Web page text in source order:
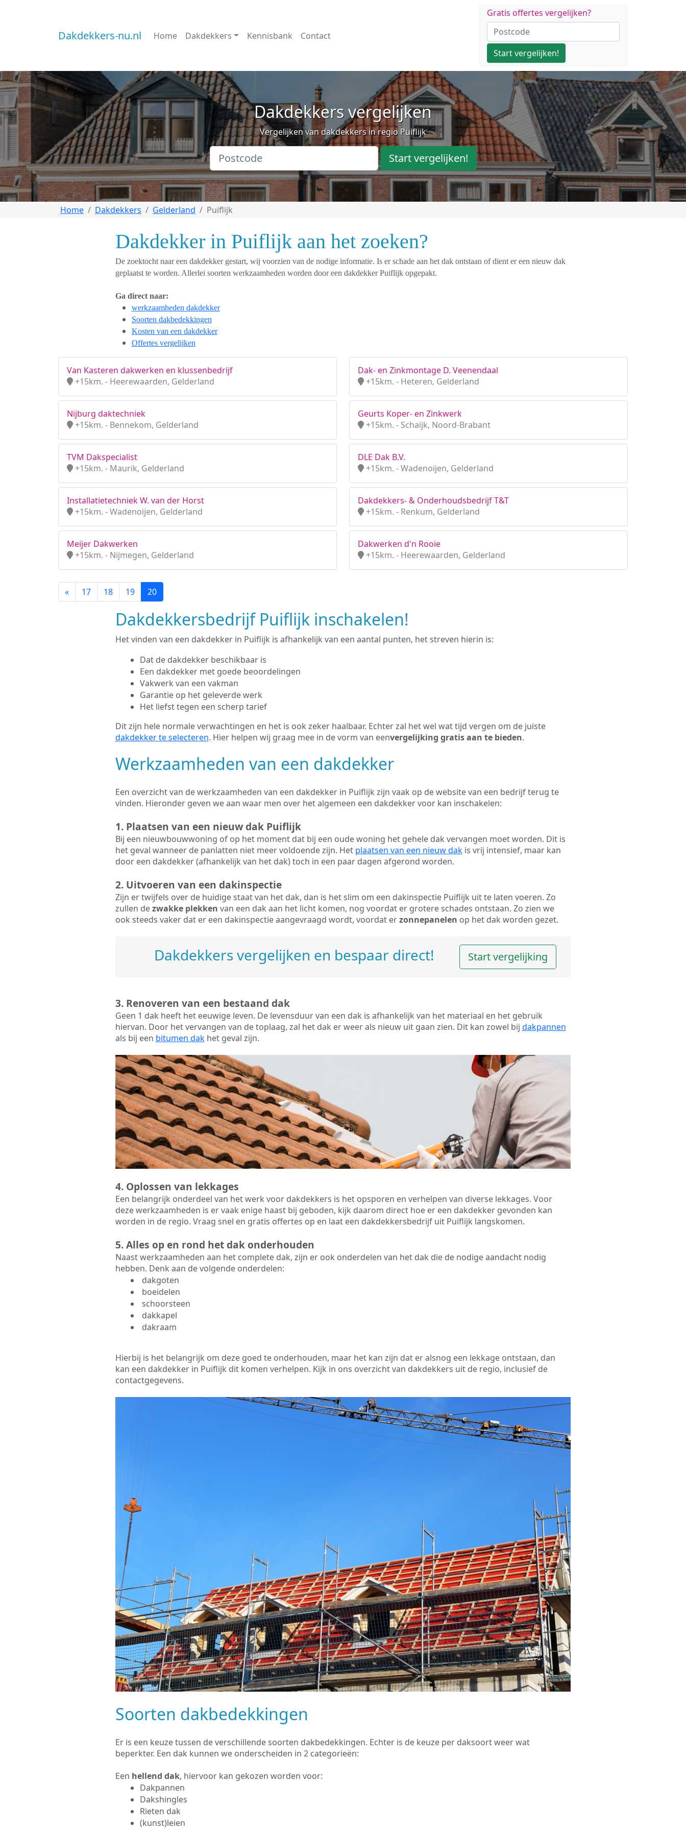
Dakdekkers-nu.nl Home Dakdekkers Kennisbank Contact
Gratis offertes vergelijken?
Start vergelijken!
Dakdekkers vergelijken
Vergelijken van dakdekkers in regio Puiflijk
Start vergelijken!
Home Dakdekkers Gelderland Puiflijk
Dakdekker in Puiflijk aan het zoeken?
De zoektocht naar een dakdekker gestart, wij voorzien van de nodige informatie. Is er schade aan het dak ontstaan of dient er een nieuw dak
geplaatst te worden. Allerlei soorten werkzaamheden worden door een dakdekker Puiflijk opgepakt.
Ga direct naar:
werkzaamheden dakdekker
Soorten dakbedekkingen
Kosten van een dakdekker
Offertes vergelijken
Van Kasteren dakwerken en klussenbedrijf
+15km. - Heerewaarden, Gelderland
Dak- en Zinkmontage D. Veenendaal
+15km. - Heteren, Gelderland
Nijburg daktechniek
+15km. - Bennekom, Gelderland
Geurts Koper- en Zinkwerk
+15km. - Schaijk, Noord-Brabant
TVM Dakspecialist
+15km. - Maurik, Gelderland
DLE Dak B.V.
+15km. - Wadenoijen, Gelderland
Installatietechniek W. van der Horst
+15km. - Wadenoijen, Gelderland
Dakdekkers- & Onderhoudsbedrijf T&T
+15km. - Renkum, Gelderland
Meijer Dakwerken
+15km. - Nijmegen, Gelderland
Dakwerken d'n Rooie
+15km. - Heerewaarden, Gelderland
« 17 18 19 20
Dakdekkersbedrijf Puiflijk inschakelen!
Het vinden van een dakdekker in Puiflijk is afhankelijk van een aantal punten, het streven hierin is:
Dat de dakdekker beschikbaar is
Een dakdekker met goede beoordelingen
Vakwerk van een vakman
Garantie op het geleverde werk
Het liefst tegen een scherp tarief
Dit zijn hele normale verwachtingen en het is ook zeker haalbaar. Echter zal het wel wat tijd vergen om de juiste
dakdekker te selecteren. Hier helpen wij graag mee in de vorm van eenvergelijking gratis aan te bieden.
Werkzaamheden van een dakdekker
Een overzicht van de werkzaamheden van een dakdekker in Puiflijk zijn vaak op de website van een bedrijf terug te
vinden. Hieronder geven we aan waar men over het algemeen een dakdekker voor kan inschakelen:
1. Plaatsen van een nieuw dak Puiflijk
Bij een nieuwbouwwoning of op het moment dat bij een oude woning het gehele dak vervangen moet worden. Dit is
het geval wanneer de panlatten niet meer voldoende zijn. Het plaatsen van een nieuw dakis vrij intensief, maar kan
door een dakdekker (afhankelijk van het dak) toch in een paar dagen afgerond worden.
2. Uitvoeren van een dakinspectie
Zijn er twijfels over de huidige staat van het dak, dan is het slim om een dakinspectie Puiflijk uit te laten voeren. Zo
zullen dezwakke plekken van een dak aan het licht komen, nog voordat er grotere schades ontstaan. Zo zien we
ook steeds vaker dat er een dakinspectie aangevraagd wordt, voordat erzonnepanelen op het dak worden gezet.
Dakdekkers vergelijken en bespaar direct! Start vergelijking
3. Renoveren van een bestaand dak
Geen 1 dak heeft het eeuwige leven. De levensduur van een dak is afhankelijk van het materiaal en het gebruik
hiervan. Door het vervangen van de toplaag, zal het dak er weer als nieuw uit gaan zien. Dit kan zowel bij dakpannen
als bij een bitumen dakhet geval zijn.
4. Oplossen van lekkages
Een belangrijk onderdeel van het werk voor dakdekkers is het opsporen en verhelpen van diverse lekkages. Voor
deze werkzaamheden is er vaak enige haast bij geboden, kijk daarom direct hoe er een dakdekker gevonden kan
worden in de regio. Vraag snel en gratis offertes op en laat een dakdekkersbedrijf uit Puiflijk langskomen.
5. Alles op en rond het dak onderhouden
Naast werkzaamheden aan het complete dak, zijn er ook onderdelen van het dak die de nodige aandacht nodig
hebben. Denk aan de volgende onderdelen:
dakgoten
boeidelen
schoorsteen
dakkapel
dakraam
Hierbij is het belangrijk om deze goed te onderhouden, maar het kan zijn dat er alsnog een lekkage ontstaan, dan
kan een dakdekker in Puiflijk dit komen verhelpen. Kijk in ons overzicht van dakdekkers uit de regio, inclusief de
contactgegevens.
Soorten dakbedekkingen
Er is een keuze tussen de verschillende soorten dakbedekkingen. Echter is de keuze per daksoort weer wat
beperkter. Een dak kunnen we onderscheiden in 2 categorieën:
Een hellend dak, hiervoor kan gekozen worden voor:
Dakpannen
Dakshingles
Rieten dak
(kunst)leien